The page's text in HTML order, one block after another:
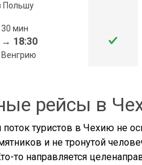
Польшу
30 мин
18:30
Венгрию
рейсы в
туристов в Чехию не
и не тронутой
то направляется